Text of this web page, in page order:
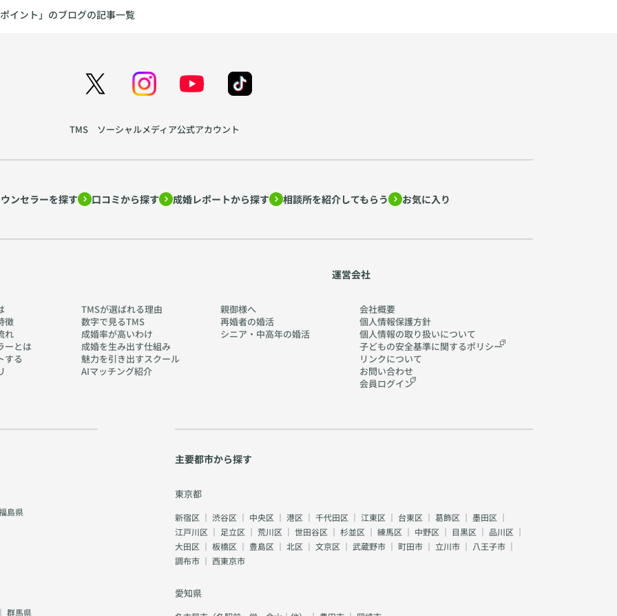
イント」のブログの記事一覧
TMS ソーシャルメディア公式アカウント
ンセラーを探す 口コミから探す 成婚レポートから探す 相談所を紹介してもらう お気に入り
徴
れ
ーとは
する
TMSが選ばれる理由
数字で見るTMS
成婚率が高いわけ
成婚を生み出す仕組み
魅力を引き出すスクール
AIマッチング紹介
親御様へ
再婚者の婚活
シニア・中高年の婚活
運営会社
会社概要
個人情報保護方針
個人情報の取り扱いについて
子どもの安全基準に関するポリシー
リンクについて
お問い合わせ
会員ログイン
島県
群馬県
主要都市から探す
東京都
新宿区 ｜ 渋谷区 ｜ 中央区 ｜ 港区 ｜ 千代田区 ｜ 江東区 ｜ 台東区 ｜ 葛飾区 ｜ 墨田区 ｜
江戸川区 ｜ 足立区 ｜ 荒川区 ｜ 世田谷区 ｜ 杉並区 ｜ 練馬区 ｜ 中野区 ｜ 目黒区 ｜ 品川区 ｜
大田区 ｜ 板橋区 ｜ 豊島区 ｜ 北区 ｜ 文京区 ｜ 武蔵野市 ｜ 町田市 ｜ 立川市 ｜ 八王子市 ｜
調布市 ｜ 西東京市
愛知県